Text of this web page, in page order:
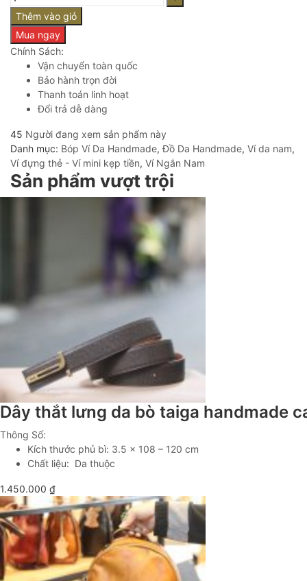
Thêm vào giỏ
Mua ngay
Chính Sách:
Vận chuyển toàn quốc
Bảo hành trọn đời
Thanh toán linh hoạt
Đổi trả dễ dàng
45 Người đang xem sản phẩm này
Danh mục: Bóp Ví Da Handmade,Đồ Da Handmade, Ví da nam,
Ví đựng thẻ - Ví mini kẹp tiền, Ví Ngắn Nam
Sản phẩm vượt trội
Dây thắt lưng da bò taiga handmade
Thông Số:
Kích thước phủ bì: 3.5 x 108 – 120 cm
Chất liệu: Da thuộc
1.450.000 ₫